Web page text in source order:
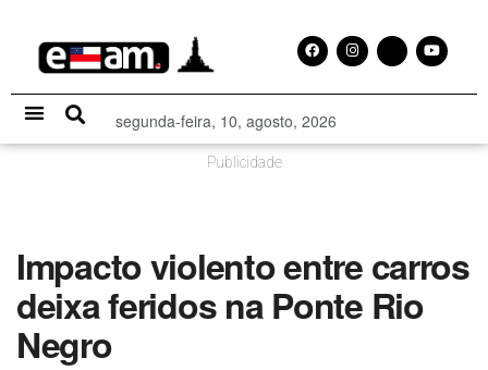
segunda-feira, 10, agosto, 2026
Publicidade
Impacto violento entre carros
deixa feridos na Ponte Rio
Negro